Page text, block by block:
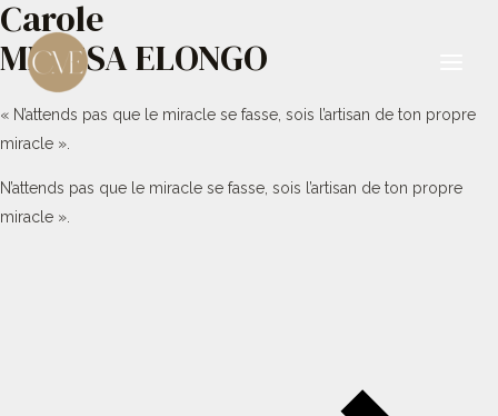
Aller
contenu
Carole
MBESSA ELONGO
« N’attends pas que le miracle se fasse, sois l’artisan de ton propre
miracle ».
N’attends pas que le miracle se fasse, sois l’artisan de ton propre
miracle ».